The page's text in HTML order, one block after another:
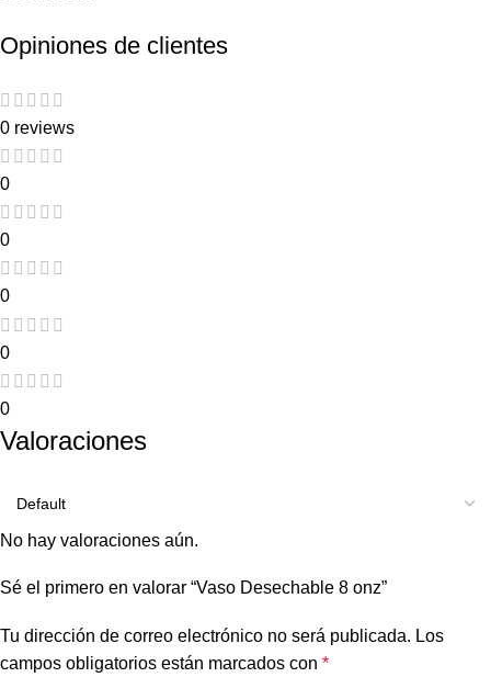
Opiniones de clientes
0 reviews
0
0
0
0
0
Valoraciones
No hay valoraciones aún.
Sé el primero en valorar “Vaso Desechable 8 onz”
Tu dirección de correo electrónico no será publicada. Los
campos obligatorios están marcados con *